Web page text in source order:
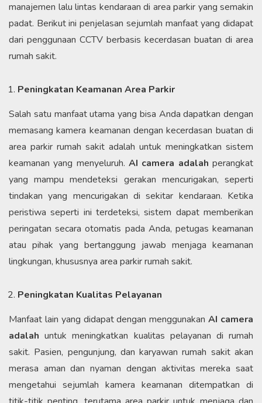
manajemen lalu lintas kendaraan di area parkir yang semakin
padat. Berikut ini penjelasan sejumlah manfaat yang didapat
dari penggunaan CCTV berbasis kecerdasan buatan di area
rumah sakit.
Peningkatan Keamanan Area Parkir
Salah satu manfaat utama yang bisa Anda dapatkan dengan
memasang kamera keamanan dengan kecerdasan buatan di
area parkir rumah sakit adalah untuk meningkatkan sistem
keamanan yang menyeluruh. AI camera adalah perangkat
yang mampu mendeteksi gerakan mencurigakan, seperti
tindakan yang mencurigakan di sekitar kendaraan. Ketika
peristiwa seperti ini terdeteksi, sistem dapat memberikan
peringatan secara otomatis pada Anda, petugas keamanan
atau pihak yang bertanggung jawab menjaga keamanan
lingkungan, khususnya area parkir rumah sakit.
Peningkatan Kualitas Pelayanan
Manfaat lain yang didapat dengan menggunakanAI camera
adalah untuk meningkatkan kualitas pelayanan di rumah
sakit. Pasien, pengunjung, dan karyawan rumah sakit akan
merasa aman dan nyaman dengan aktivitas mereka saat
mengetahui sejumlah kamera keamanan ditempatkan di